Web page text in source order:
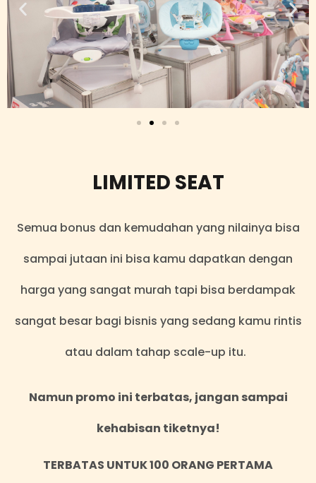
LIMITED SEAT
Semua bonus dan kemudahan yang nilainya bisa
sampai jutaan ini bisa kamu dapatkan dengan
harga yang sangat murah tapi bisa berdampak
sangat besar bagi bisnis yang sedang kamu rintis
atau dalam tahap scale-up itu.
Namun promo ini terbatas, jangan sampai
kehabisan tiketnya!
TERBATAS UNTUK 100 ORANG PERTAMA